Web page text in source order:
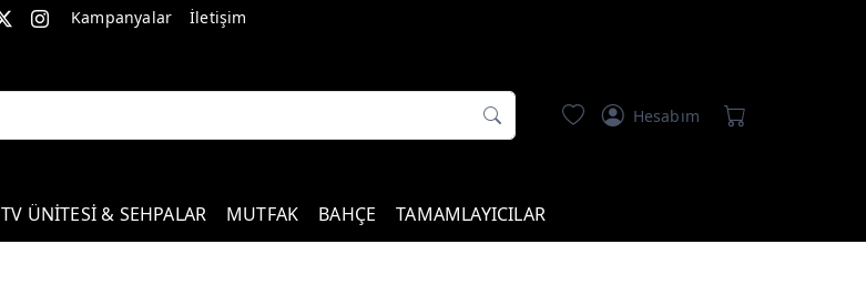
Kampanyalar İletişim
Hesabım
TV ÜNİTESİ & SEHPALAR MUTFAK BAHÇE TAMAMLAYICILAR